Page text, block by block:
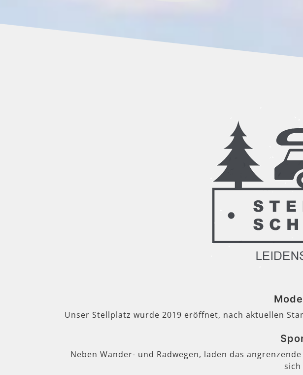
Unser Stellplatz wurde 2019 eröffnet, nach aktuellen
Neben Wander- und Radwegen, laden das
sich